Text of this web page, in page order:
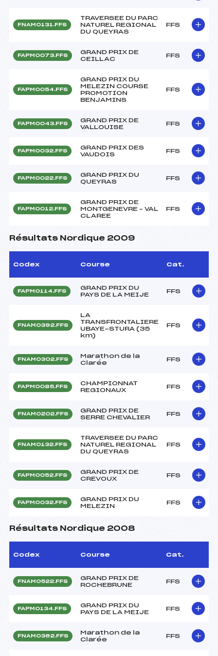
FNAM0131.FFS
TRAVERSEE DU PARC
NATUREL REGIONAL
DU QUEYRAS
FFS
FAPM0073.FFS
GRAND PRIX DE
CEILLAC
FFS
FAPM0054.FFS
GRAND PRIX DU
MELEZIN COURSE
PROMOTION
BENJAMINS
FFS
FAPM0043.FFS
GRAND PRIX DE
VALLOUISE
FFS
FAPM0032.FFS
GRAND PRIX DES
VAUDOIS
FFS
FAPM0022.FFS
GRAND PRIX DU
QUEYRAS
FFS
FAPM0012.FFS
GRAND PRIX DE
MONTGENEVRE – VAL
CLAREE
FFS
Résultats Nordique 2009
Codex Course Cat.
FAPM0114.FFS
GRAND PRIX DU
PAYS DE LA MEIJE
FFS
FNAM0392.FFS
LA
TRANSFRONTALIERE
UBAYE-STURA (35
km)
FFS
FNAM0302.FFS
Marathon de la
Clarée
FFS
FAPM0085.FFS
CHAMPIONNAT
REGIONAUX
FFS
FNAM0202.FFS
GRAND PRIX DE
SERRE CHEVALIER
FFS
FNAM0132.FFS
TRAVERSEE DU PARC
NATUREL REGIONAL
DU QUEYRAS
FFS
FAPM0052.FFS
GRAND PRIX DE
CREVOUX
FFS
FAPM0032.FFS
GRAND PRIX DU
MELEZIN
FFS
Résultats Nordique 2008
Codex Course Cat.
FNAM0522.FFS
GRAND PRIX DE
ROCHEBRUNE
FFS
FAPM0134.FFS
GRAND PRIX DU
PAYS DE LA MEIJE
FFS
FNAM0362.FFS
Marathon de la
Clarée
FFS